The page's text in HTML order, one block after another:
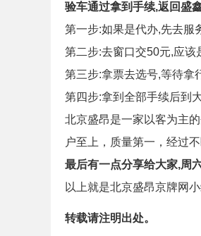
验车通过拿到手续,返回盛
第一步:如果是代办,先去服
第二步:去窗口交50元,应该
第三步:拿票去选号,等待拿
第四步:拿到全部手续后到
北京盛昂是一家以客为主
户至上，质量第一，经过
最后有一点分享给大家,周
以上就是北京盛昂京牌网
转载请注明出处。